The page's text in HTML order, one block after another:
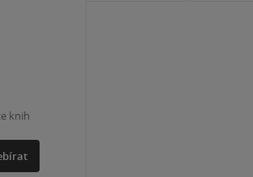
knih